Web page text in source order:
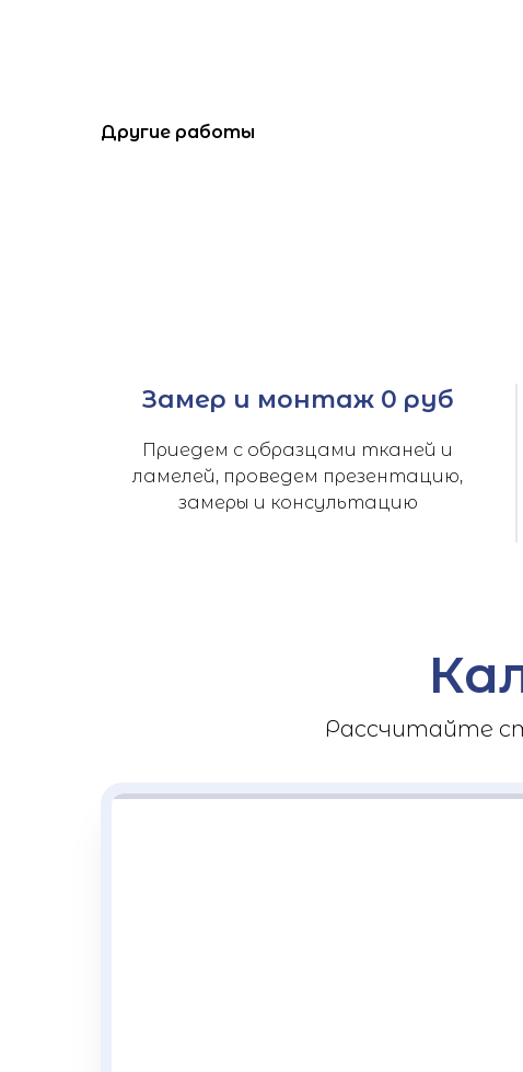
Другие работы
Замер и монтаж 0 руб
Приедем с образцами тканей и
ламелей, проведем презентацию,
замеры и консультацию
Рассчитайте